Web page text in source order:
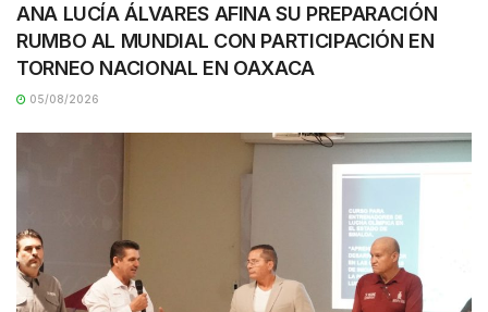
ANA LUCÍA ÁLVARES AFINA SU PREPARACIÓN
RUMBO AL MUNDIAL CON PARTICIPACIÓN EN
TORNEO NACIONAL EN OAXACA
05/08/2026